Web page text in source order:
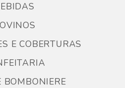
E COBERTURAS
BOMBONIERE